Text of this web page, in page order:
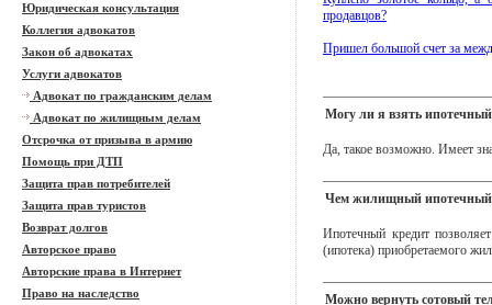
Юридическая консультация
Коллегия адвокатов
Закон об адвокатах
Услуги адвокатов
Адвокат по гражданским делам
Адвокат по жилищным делам
Отсрочка от призыва в армию
Помощь при ДТП
Защита прав потребителей
Защита прав туристов
Возврат долгов
Авторское право
Авторские права в Интернет
Право на наследство
продавцов?
Пришел большой счет за
Могу ли я взять ипотечный
Да, такое возможно. Имеет
Чем жилищный ипотечный
Ипотечный кредит
(ипотека) приобретаемого
Можно вернуть сотовый